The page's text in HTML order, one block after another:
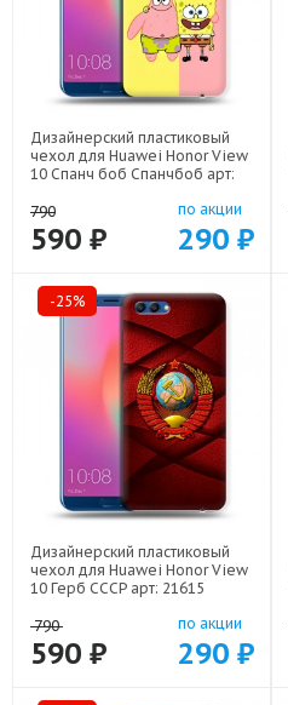
Дизайнерский пластиковый
чехол для Huawei Honor View
10 Спанч боб Спанчбоб арт:
790
590 ₽
по акции
290 ₽
-25%
Дизайнерский пластиковый
чехол для Huawei Honor View
10 Герб СССР арт: 21615
790
590 ₽
по акции
290 ₽